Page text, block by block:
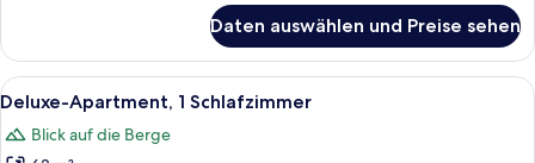
Studio,
1 King-
Bett
Daten auswählen und Preise sehen
Alle
Fotos
für
Ein modernes Wohnzimmer mit
8
Deluxe-Apartment, 1 Schlafzimmer
Blick auf die Berge